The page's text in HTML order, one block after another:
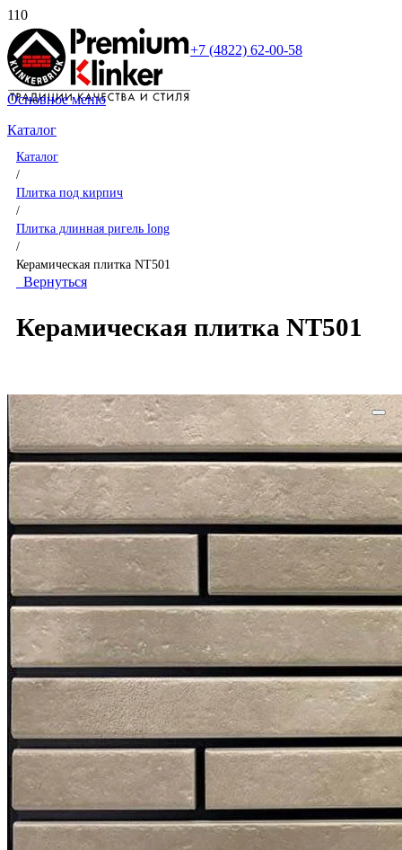
+7 (4822) 62-00-58
Основное меню
Каталог
Каталог
/
Плитка под кирпич
/
Плитка длинная ригель long
/
Керамическая плитка NT501
Вернуться
Керамическая плитка NT501